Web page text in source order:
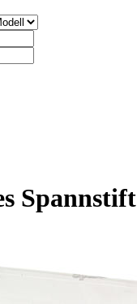
Spannstift